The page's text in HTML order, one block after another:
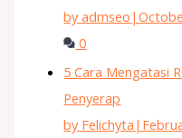
by admseo |
0
5 Cara Mengatasi
Penyerap
by Felichyta |